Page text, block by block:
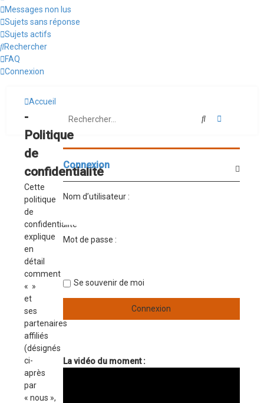
Messages non lus
Sujets sans réponse
Sujets actifs
Rechercher
FAQ
Connexion
Accueil
-
Politique
de
confidentialité
Cette
politique
de
confidentialité
explique
en
détail
comment
« »
et
ses
partenaires
affiliés
(désignés
ci-
après
par
« nous »,
Rechercher
Recherche
Connexion
Nom d’utilisateur :
Mot de passe :
Se souvenir de moi
La vidéo du moment :